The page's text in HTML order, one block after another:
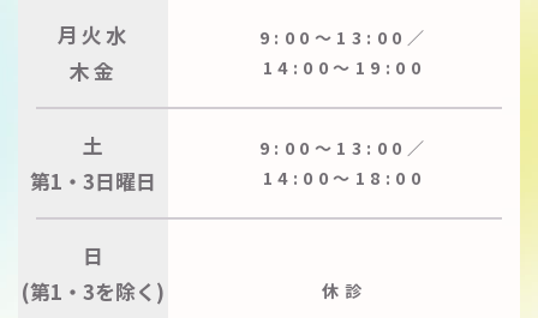
月火水
木金
9:00〜13:00／
14:00〜19:00
土
第1・3日曜日
9:00〜13:00／
14:00〜18:00
日
(第1・3を除く)
休診